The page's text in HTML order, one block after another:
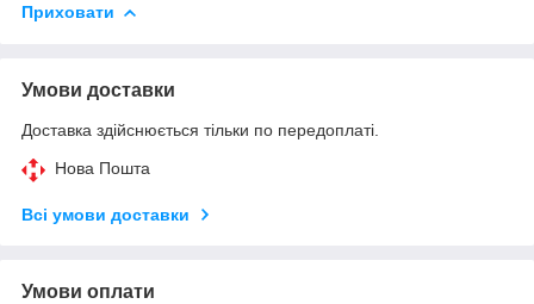
Приховати
Умови доставки
Доставка здійснюється тільки по передоплаті.
Нова Пошта
Всі умови доставки
Умови оплати